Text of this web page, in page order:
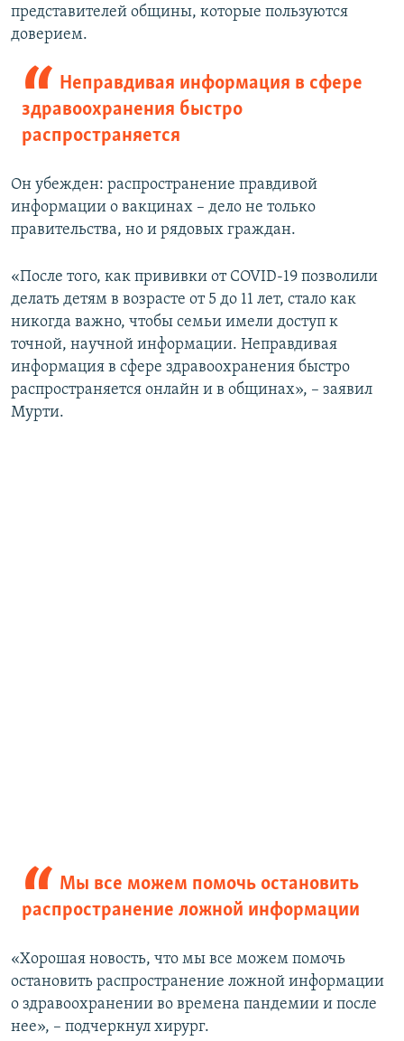
представителей общины, которые пользуются
доверием.
Неправдивая информация в сфере
здравоохранения быстро
распространяется
Он убежден: распространение правдивой
информации о вакцинах – дело не только
правительства, но и рядовых граждан.
«После того, как прививки от COVID-19 позволили
делать детям в возрасте от 5 до 11 лет, стало как
никогда важно, чтобы семьи имели доступ к
точной, научной информации. Неправдивая
информация в сфере здравоохранения быстро
распространяется онлайн и в общинах», – заявил
Мурти.
Мы все можем помочь остановить
распространение ложной информации
«Хорошая новость, что мы все можем помочь
остановить распространение ложной информации
о здравоохранении во времена пандемии и после
нее», – подчеркнул хирург.